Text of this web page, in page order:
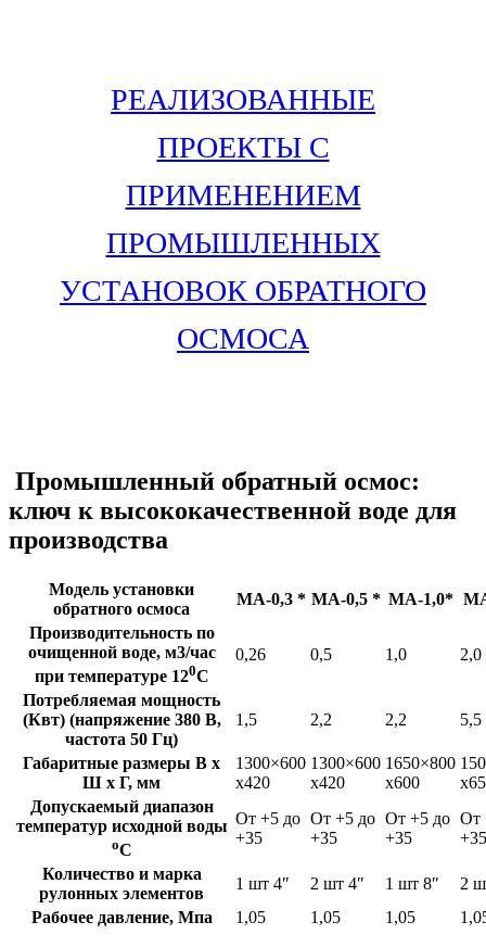
РЕАЛИЗОВАННЫЕ
ПРОЕКТЫ С
ПРИМЕНЕНИЕМ
ПРОМЫШЛЕННЫХ
УСТАНОВОК ОБРАТНОГО
ОСМОСА
Промышленный обратный осмос:
ключ к высококачественной воде для
производства
Модель установки
обратного осмоса
MA-0,3 * MA-0,5 * MA-1,0*
Производительность по
очищенной воде, м3/час
при температуре 120С
0,26 0,5 1,0 2,0
Потребляемая мощность
(Квт) (напряжение 380 В,
частота 50 Гц)
1,5 2,2 2,2 5,5
Габаритные размеры B x
Ш x Г, мм
1300×600
x420
1300×600
x420
1650×800
x600
Допускаемый диапазон
температур исходной воды
oС
От +5 до
+35
От +5 до
+35
От +5 до
+35
От
+35
Количество и марка
рулонных элементов
1 шт 4″ 2 шт 4″ 1 шт 8″
2
Рабочее давление, Мпа
1,05 1,05 1,05